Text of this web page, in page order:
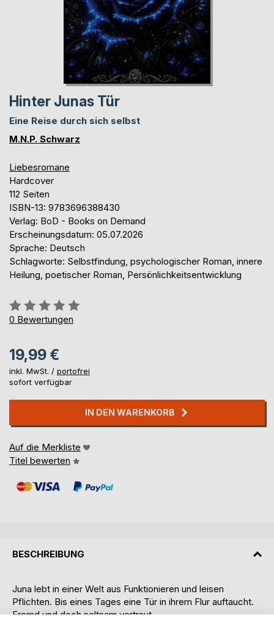
Hinter Junas Tür
Eine Reise durch sich selbst
M.N.P. Schwarz
Liebesromane
Hardcover
112 Seiten
ISBN-13: 9783696388430
Verlag: BoD - Books on Demand
Erscheinungsdatum: 05.07.2026
Sprache: Deutsch
Schlagworte: Selbstfindung, psychologischer Roman, innere
Heilung, poetischer Roman, Persönlichkeitsentwicklung
Bewertung::
0%
0 Bewertungen
19,99 €
inkl. MwSt. / portofrei
sofort verfügbar
IN DEN WARENKORB
Auf die Merkliste
Titel bewerten
BESCHREIBUNG
Juna lebt in einer Welt aus Funktionieren und leisen
Pflichten. Bis eines Tages eine Tür in ihrem Flur auftaucht.
Fremd und doch seltsam vertraut.